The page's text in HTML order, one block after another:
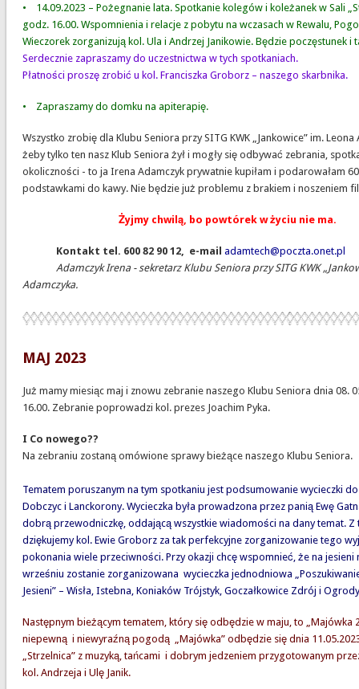
• 14.09.2023 – Pożegnanie lata. Spotkanie kolegów i koleżanek w Sali
godz. 16.00. Wspomnienia i relacje z pobytu na wczasach w Rewalu,
Wieczorek zorganizują kol. Ula i Andrzej Janikowie. Będzie poczęstunek i
Serdecznie zapraszamy do uczestnictwa w tych spotkaniach.
Płatności proszę zrobić u kol. Franciszka Groborz – naszego skarbnika.
• Zapraszamy do domku na apiterapię.
Wszystko zrobię dla Klubu Seniora przy SITG KWK „Jankowice” im. Leona
żeby tylko ten nasz Klub Seniora żył i mogły się odbywać zebrania,
okoliczności - to ja Irena Adamczyk prywatnie kupiłam i podarowałam
podstawkami do kawy. Nie będzie już problemu z brakiem i noszeniem
Żyjmy chwilą, bo powtórek w życiu nie ma.
Kontakt tel. 600 82 90 12, e-mail adamtech@poczta.onet.pl
Adamczyk Irena - sekretarz Klubu Seniora przy SITG KWK
Adamczyka.
MAJ 2023
Już mamy miesiąc maj i znowu zebranie naszego Klubu Seniora dnia 08.
16.00. Zebranie poprowadzi kol. prezes Joachim Pyka.
I Co nowego??
Na zebraniu zostaną omówione sprawy bieżące naszego Klubu Seniora.
Tematem poruszanym na tym spotkaniu jest podsumowanie wycieczki do
Dobczyc i Lanckorony. Wycieczka była prowadzona przez panią Ewę
dobrą przewodniczkę, oddającą wszystkie wiadomości na dany temat. Z
dziękujemy kol. Ewie Groborz za tak perfekcyjne zorganizowanie tego
pokonania wiele przeciwności. Przy okazji chcę wspomnieć, że na jesieni
wrześniu zostanie zorganizowana wycieczka jednodniowa
Jesieni” – Wisła, Istebna, Koniaków Trójstyk, Goczałkowice Zdrój i
Następnym bieżącym tematem, który się odbędzie w maju, to „Majówka
niepewną i niewyraźną pogodą „Majówka” odbędzie się dnia
„Strzelnica” z muzyką, tańcami i dobrym jedzeniem przygotowanym
kol. Andrzeja i Ulę Janik.